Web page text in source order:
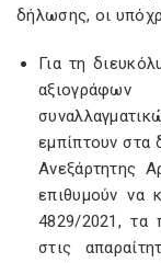
δήλωσης, οι
Για τη
εμπίπτουν στα
Ανεξάρτητης
επιθυμούν να
4829/2021, τα
στις